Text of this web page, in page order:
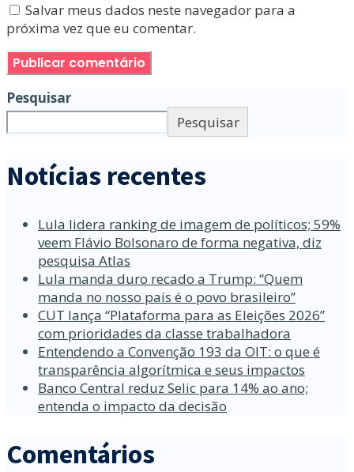
Salvar meus dados neste navegador para a
próxima vez que eu comentar.
Pesquisar
Pesquisar
Notícias recentes
Lula lidera ranking de imagem de políticos; 59%
veem Flávio Bolsonaro de forma negativa, diz
pesquisa Atlas
Lula manda duro recado a Trump: “Quem
manda no nosso país é o povo brasileiro”
CUT lança “Plataforma para as Eleições 2026”
com prioridades da classe trabalhadora
Entendendo a Convenção 193 da OIT: o que é
transparência algorítmica e seus impactos
Banco Central reduz Selic para 14% ao ano;
entenda o impacto da decisão
Comentários